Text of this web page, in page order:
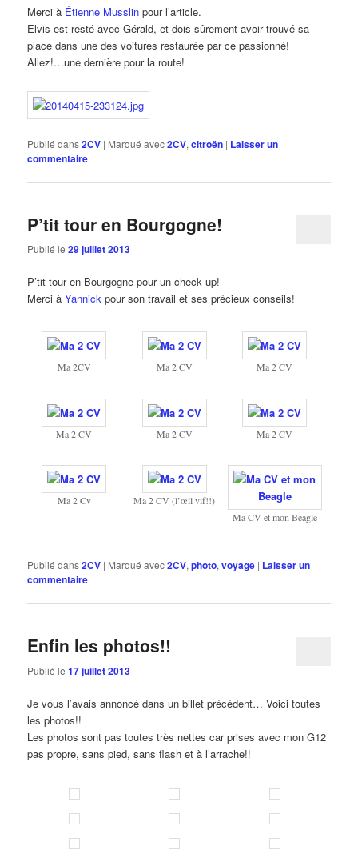
Merci à Étienne Musslin pour l’article.
Elvis est resté avec Gérald, et dois sûrement avoir trouvé sa
place dans une des voitures restaurée par ce passionné!
Allez!…une dernière pour la route!
Publié dans2CV | Marqué avec2CV,citroën | Laisser un
commentaire
P’tit tour en Bourgogne!
Publié le29 juillet 2013
P’tit tour en Bourgogne pour un check up!
Merci àYannick pour son travail et ses précieux conseils!
Ma 2CV Ma 2 CV Ma 2 CV
Ma 2 CV Ma 2 CV Ma 2 CV
Ma 2 Cv
Ma 2 CV (l’œil vif!!)
Ma CV et mon Beagle
Publié dans2CV | Marqué avec2CV,photo,voyage | Laisser un
commentaire
Enfin les photos!!
Publié le17 juillet 2013
Je vous l’avais annoncé dans un billet précédent… Voici toutes
les photos!!
Les photos sont pas toutes très nettes car prises avec mon G12
pas propre, sans pied, sans flash et à l’arrache!!